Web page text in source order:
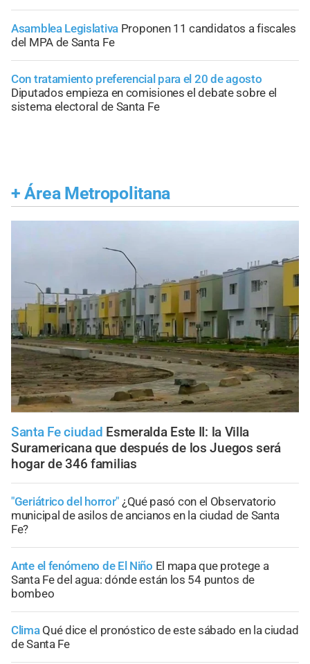
Asamblea Legislativa Proponen 11 candidatos a fiscales
del MPA de Santa Fe
Con tratamiento preferencial para el 20 de agosto
Diputados empieza en comisiones el debate sobre el
sistema electoral de Santa Fe
+ Área Metropolitana
Santa Fe ciudad Esmeralda Este II: la Villa
Suramericana que después de los Juegos será
hogar de 346 familias
"Geriátrico del horror" ¿Qué pasó con el Observatorio
municipal de asilos de ancianos en la ciudad de Santa
Fe?
Ante el fenómeno de El Niño El mapa que protege a
Santa Fe del agua: dónde están los 54 puntos de
bombeo
Clima Qué dice el pronóstico de este sábado en la ciudad
de Santa Fe